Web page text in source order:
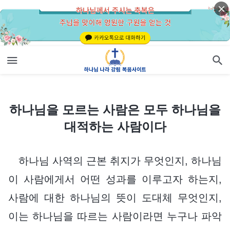
하나님을 모르는 사람은 모두 하나님을 대적하는 사람이다
하나님을 모르는 사람은 모두 하나님을
대적하는 사람이다
하나님 사역의 근본 취지가 무엇인지, 하나님
이 사람에게서 어떤 성과를 이루고자 하는지,
사람에 대한 하나님의 뜻이 도대체 무엇인지,
이는 하나님을 따르는 사람이라면 누구나 파악